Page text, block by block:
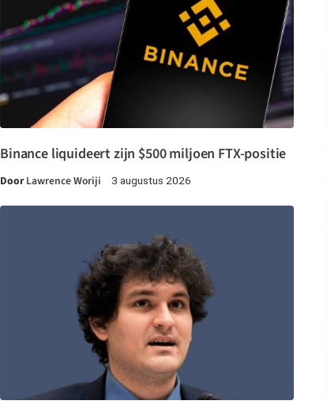
Binance liquideert zijn $500 miljoen FTX-positie
DoorLawrence Woriji 3 augustus 2026